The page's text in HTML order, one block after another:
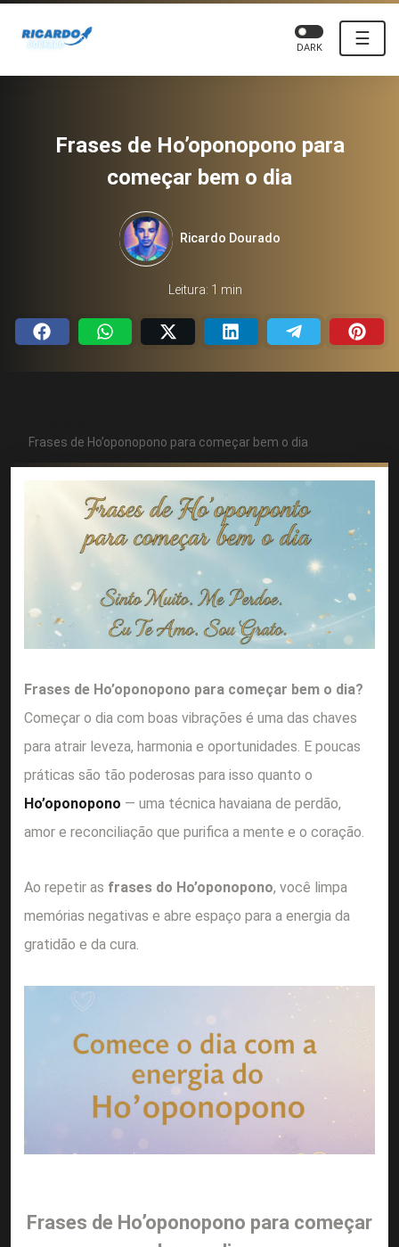
☰
DARK
Frases de Ho’oponopono para
começar bem o dia
Ricardo Dourado
Leitura: 1 min
Frases de Ho’oponopono para começar bem o dia
Frases de Ho’oponopono para começar bem o dia?
Começar o dia com boas vibrações é uma das chaves
para atrair leveza, harmonia e oportunidades. E poucas
práticas são tão poderosas para isso quanto o
Ho’oponopono — uma técnica havaiana de perdão,
amor e reconciliação que purifica a mente e o coração.
Ao repetir as frases do Ho’oponopono, você limpa
memórias negativas e abre espaço para a energia da
gratidão e da cura.
Frases de Ho’oponopono para começar